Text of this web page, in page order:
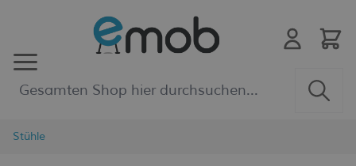
Stühle